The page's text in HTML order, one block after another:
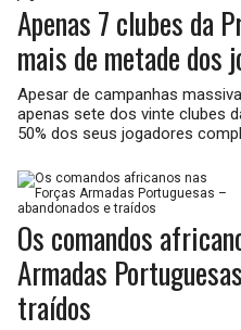
Apenas 7 clubes da
mais de metade dos
Apesar de campanhas
apenas sete dos vinte clubes
50% dos seus jogadores
Os comandos
Armadas
traídos